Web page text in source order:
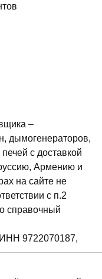
–
дымогенераторов,
с доставкой
Армению и
на сайте не
с п.2
справочный
9722070187,